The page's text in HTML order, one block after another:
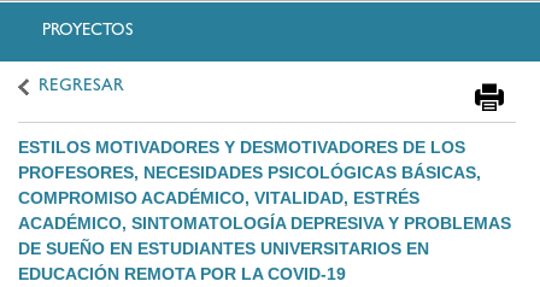
PROYECTOS
REGRESAR
ESTILOS MOTIVADORES Y DESMOTIVADORES DE LOS
PROFESORES, NECESIDADES PSICOLÓGICAS BÁSICAS,
COMPROMISO ACADÉMICO, VITALIDAD, ESTRÉS
ACADÉMICO, SINTOMATOLOGÍA DEPRESIVA Y PROBLEMAS
DE SUEÑO EN ESTUDIANTES UNIVERSITARIOS EN
EDUCACIÓN REMOTA POR LA COVID-19